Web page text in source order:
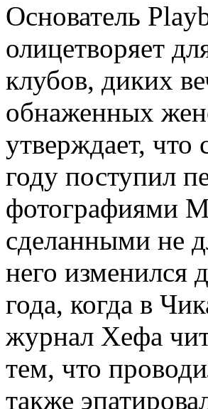
Основатель
олицетворяет
клубов, диких
обнаженных
утверждает, что
году поступил
фотографиями
сделанными не
него изменился
года, когда в
журнал Хефа
тем, что
также